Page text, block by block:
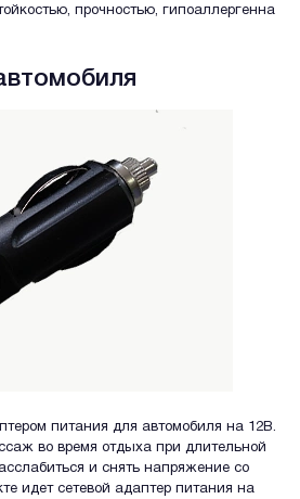
прочностью, гипоаллергенна
питания для автомобиля на 12В.
во время отдыха при длительной
и снять напряжение со
идет сетевой адаптер питания на